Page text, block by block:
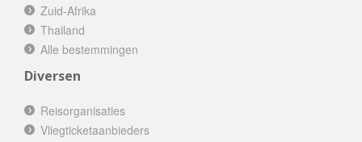
Zuid-Afrika
Thailand
Alle bestemmingen
Diversen
Reisorganisaties
Vliegticketaanbieders